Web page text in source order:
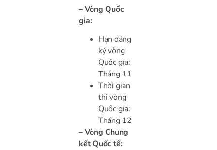
– Vòng Quốc
gia:
Hạn đăng
ký vòng
Quốc gia:
Tháng 11
Thời gian
thi vòng
Quốc gia:
Tháng 12
– Vòng Chung
kết Quốc tế: